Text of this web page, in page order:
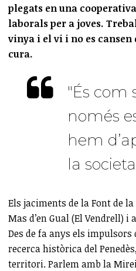
plegats en una
laborals per a joves.
vinya i el vi i no es
cura.
"És com
només
hem
la
Els jaciments de la Font de
Mas d’en Gual (El Vendrell)
Des de fa anys els
recerca històrica del
territori. Parlem amb la